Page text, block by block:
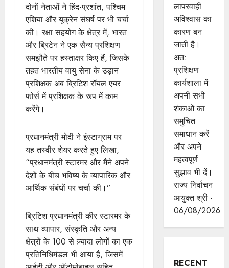
दोनों नेताओं ने हिंद-प्रशांत, पश्चिम
एशिया और यूक्रेन संघर्ष पर भी चर्चा
की। रक्षा सहयोग के क्षेत्र में, भारत
और ब्रिटेन ने एक सैन्य प्रशिक्षण
समझौते पर हस्ताक्षर किए हैं, जिसके
तहत भारतीय वायु सेना के उड़ान
प्रशिक्षक अब ब्रिटिश रॉयल एयर
फोर्स में प्रशिक्षक के रूप में काम
करेंगे।
प्रधानमंत्री मोदी ने इंस्टाग्राम पर
यह तस्वीर शेयर करते हुए लिखा,
“प्रधानमंत्री स्टारमर और मैंने अपने
देशों के बीच भविष्य के व्यापारिक और
आर्थिक संबंधों पर चर्चा की।”
ब्रिटिश प्रधानमंत्री कीर स्टारमर के
साथ व्यापार, संस्कृति और अन्य
क्षेत्रों के 100 से ज़्यादा लोगों का एक
प्रतिनिधिमंडल भी आया है, जिसमें
लापरवाही
अविश्वास का
कारण बन
जाती है।
अत:
प्रशिक्षण
कार्यशाला में
अपनी सभी
शंकाओं का
समुचित
समाधान करें
और अपने
महत्वपूर्ण
सुझाव भी दें।
राज्य निर्वाचन
आयुक्त श्री -
06/08/2026
RECENT